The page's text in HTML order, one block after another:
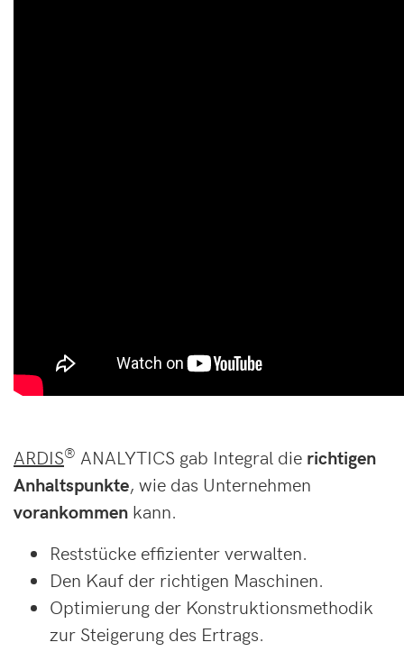
ARDIS® ANALYTICS gab Integral die richtigen
Anhaltspunkte, wie das Unternehmen
vorankommen kann.
Reststücke effizienter verwalten.
Den Kauf der richtigen Maschinen.
Optimierung der Konstruktionsmethodik
zur Steigerung des Ertrags.